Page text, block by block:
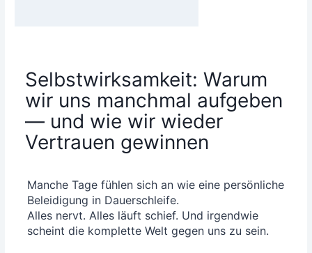
Selbstwirksamkeit: Warum
wir uns manchmal aufgeben
— und wie wir wieder
Vertrauen gewinnen
Man­che Tage füh­len sich an wie eine per­sön­li­che
Belei­di­gung in Dau­er­schlei­fe.
Alles nervt. Alles läuft schief. Und irgend­wie
scheint die kom­plet­te Welt gegen uns zu sein.